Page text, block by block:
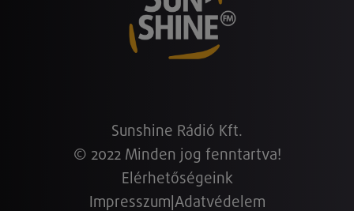
Sunshine Rádió Kft.
© 2022 Minden jog fenntartva!
Elérhetőségeink
Impresszum Adatvédelem